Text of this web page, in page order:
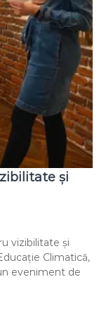
și
vizibilitate și
Climatică,
eveniment de